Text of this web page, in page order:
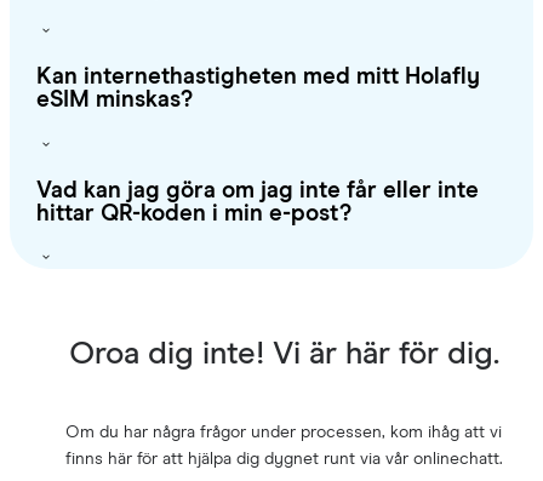
Kan internethastigheten med mitt Holafly
eSIM minskas?
Vad kan jag göra om jag inte får eller inte
hittar QR-koden i min e-post?
Oroa dig inte! Vi är här för dig.
Om du har några frågor under processen, kom ihåg att vi
finns här för att hjälpa dig dygnet runt via vår onlinechatt.